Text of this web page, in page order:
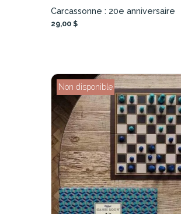
Carcassonne : 20e anniversaire
29,00 $
Non disponible